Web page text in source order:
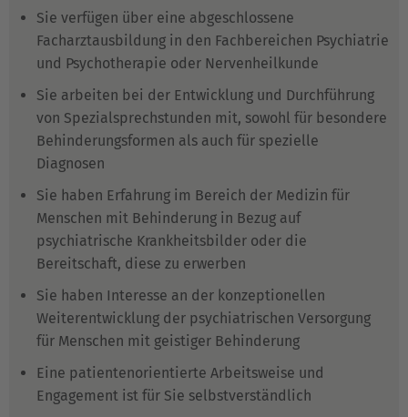
Sie verfügen über eine abgeschlossene
Facharztausbildung in den Fachbereichen Psychiatrie
und Psychotherapie oder Nervenheilkunde
Sie arbeiten bei der Entwicklung und Durchführung
von Spezialsprechstunden mit, sowohl für besondere
Behinderungsformen als auch für spezielle
Diagnosen
Sie haben Erfahrung im Bereich der Medizin für
Menschen mit Behinderung in Bezug auf
psychiatrische Krankheitsbilder oder die
Bereitschaft, diese zu erwerben
Sie haben Interesse an der konzeptionellen
Weiterentwicklung der psychiatrischen Versorgung
für Menschen mit geistiger Behinderung
Eine patientenorientierte Arbeitsweise und
Engagement ist für Sie selbstverständlich